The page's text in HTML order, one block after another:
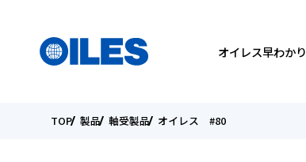
オイレス早わかり
検索
TOP 製品 軸受製品 オイレス #80